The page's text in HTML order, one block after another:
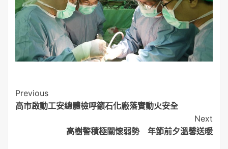
Post
Navigation
Previous
高市啟動工安總體檢呼籲石化廠落實動火安全
Next
高樹警積極關懷弱勢 年節前夕溫馨送暖